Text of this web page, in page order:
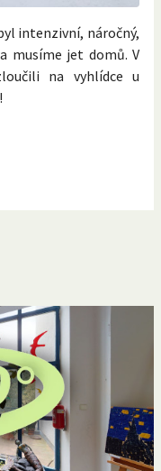
intenzivní, náročný,
musíme jet domů. V
na vyhlídce u